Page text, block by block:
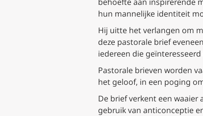
hun mannelijke identiteit
Hij uitte het verlangen om
deze pastorale brief
iedereen die
Pastorale brieven worden
het geloof, in een poging
De brief verkent een
gebruik van anticonceptie